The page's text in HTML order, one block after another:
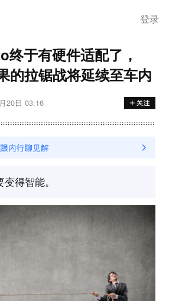
登录
于有硬件适配了，
的拉锯战将延续至车内
20日 03:16
得智能。